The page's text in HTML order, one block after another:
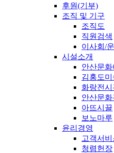
후원(기부)
조직 및 기구
조직도
직원검색
이사회/
시설소개
안산문
김홍도
화랑전시
안산문
아뜨시끌
보노마루
윤리경영
고객서
청렴헌장